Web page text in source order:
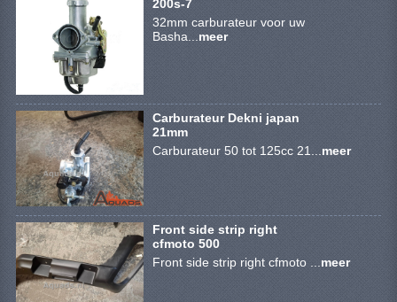
8 INCH VELGEN
E SCOOTERS
ACCOUNT
200s-7
32mm carburateur voor uw
Basha... meer
Carburateur Dekni japan
21mm
Carburateur 50 tot 125cc 21... meer
Front side strip right
cfmoto 500
Front side strip right cfmoto ... meer